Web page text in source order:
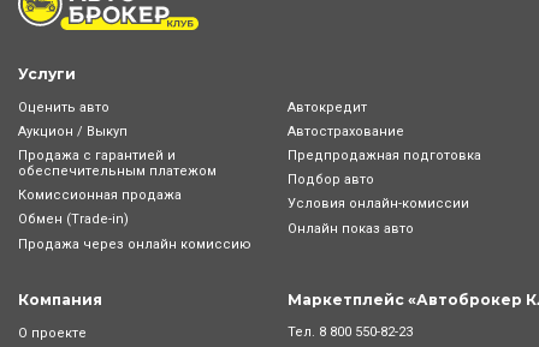
Услуги
Оценить авто
Аукцион / Выкуп
Продажа с гарантией и
обеспечительным платежом
Комиссионная продажа
Обмен (Trade-in)
Продажа через онлайн комиссию
Автокредит
Автострахование
Предпродажная подготовка
Подбор авто
Условия онлайн-комиcсии
Онлайн показ авто
Компания
О проекте
Маркетплейс «Автоброкер
Тел. 8 800 550-82-23